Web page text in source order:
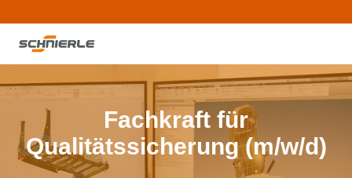
Fachkraft für
Qualitätssicherung (m/w/d)